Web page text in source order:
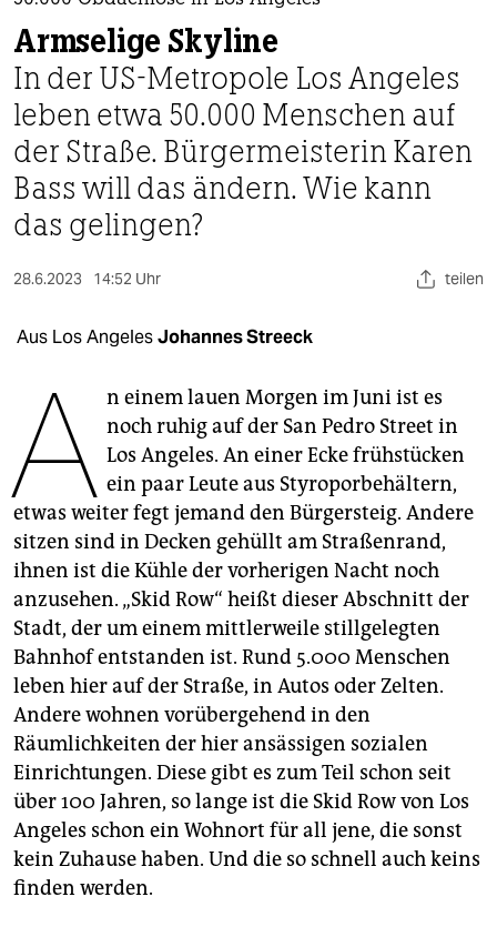
nord
wahrheit
verlag
verlag
veranstaltungen
shop
fragen & hilfe
abo
genossenschaft
epaper login
Armselige Skyline
In der US-Metropole Los Angeles
leben etwa 50.000 Menschen auf
der Straße. Bürgermeisterin Karen
Bass will das ändern. Wie kann
das gelingen?
28.6.2023 14:52 Uhr teilen
Aus Los AngelesJohannes Streeck
A n einem lauen Morgen im Juni ist es
noch ruhig auf der San Pedro Street in
Los Angeles. An einer Ecke frühstücken
ein paar Leute aus Styroporbehältern,
etwas weiter fegt jemand den Bürgersteig. Andere
sitzen sind in Decken gehüllt am Straßenrand,
ihnen ist die Kühle der vorherigen Nacht noch
anzusehen. „Skid Row“ heißt dieser Abschnitt der
Stadt, der um einem mittlerweile stillgelegten
Bahnhof entstanden ist. Rund 5.000 Menschen
leben hier auf der Straße, in Autos oder Zelten.
Andere wohnen vorübergehend in den
Räumlichkeiten der hier ansässigen sozialen
Einrichtungen. Diese gibt es zum Teil schon seit
über 100 Jahren, so lange ist die Skid Row von Los
Angeles schon ein Wohnort für all jene, die sonst
kein Zuhause haben. Und die so schnell auch keins
finden werden.